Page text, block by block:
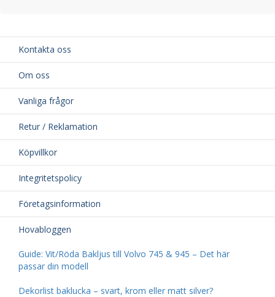
Kontakta oss
Om oss
Vanliga frågor
Retur / Reklamation
Köpvillkor
Integritetspolicy
Företagsinformation
Hovabloggen
Guide: Vit/Röda Bakljus till Volvo 745 & 945 – Det här
passar din modell
Dekorlist baklucka – svart, krom eller matt silver?